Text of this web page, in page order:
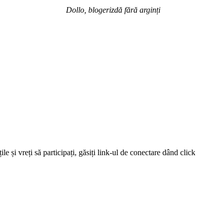
Dollo, blogerizdă fără arginți
și vreți să participați, găsiți link-ul de conectare dând click